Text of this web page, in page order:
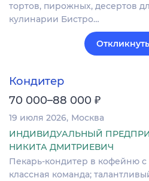
тортов, пирожных, десертов
кулинарии Бистро…
Кондитер
70 000–88 000 ₽
19 июля 2026 Москва
ИНДИВИДУАЛЬНЫЙ
НИКИТА ДМИТРИЕВИЧ
Пекарь-кондитер в кофейню
классная команда;